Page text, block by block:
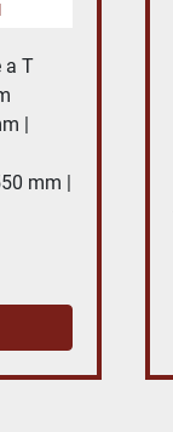
a T
|
mm |